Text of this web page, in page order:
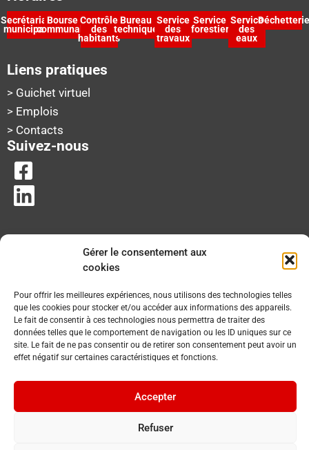
Gérer le consentement aux
cookies
Pour offrir les meilleures expériences, nous utilisons des technologies telles
que les cookies pour stocker et/ou accéder aux informations des appareils.
Le fait de consentir à ces technologies nous permettra de traiter des
données telles que le comportement de navigation ou les ID uniques sur ce
site. Le fait de ne pas consentir ou de retirer son consentement peut avoir un
effet négatif sur certaines caractéristiques et fonctions.
Accepter
Refuser
Secrétariat
municipal
Bourse
communale
Contrôle
des
habitants
Bureau
technique
Service
des
travaux
Service
forestier
Service
des
eaux
Déchetterie
Liens pratiques
> Guichet virtuel
> Emplois
> Contacts
Suivez-nous